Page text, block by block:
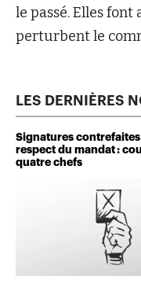
le passé. Elles
perturbent le
LES DERNIÈRES
Signatures
respect du mandat :
quatre chefs